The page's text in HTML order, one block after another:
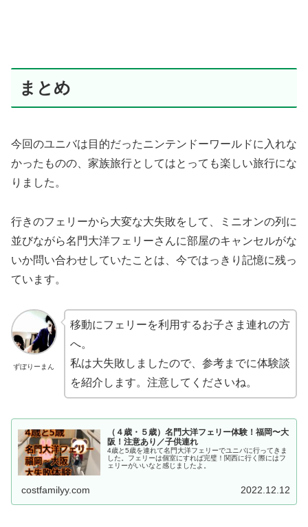
まとめ
今回のユニバは目的だったニンテンドーワールドに入れな
かったものの、家族旅行としてはとっても楽しい旅行にな
りました。
行きのフェリーから大変な大失敗をして、ミニオンの列に
並びながら名門大洋フェリーさんに部屋のキャンセルがな
いか問い合わせしていたことは、今ではっきり記憶に残っ
ています。
ずぼりーまん
移動にフェリーを利用するお子さま連れの方
へ。
私は大失敗しましたので、参考までに体験談
を紹介します。注意してくださいね。
（４歳・５歳）名門大洋フェリー体験！福岡〜大
阪！注意あり／子供連れ
4歳と5歳を連れて名門大洋フェリーでユニバに行ってきま
した。フェリーは個室にすれば完璧！関西に行く際にはフ
ェリーがいいなと感じましたよ。
costfamilyy.com 2022.12.12